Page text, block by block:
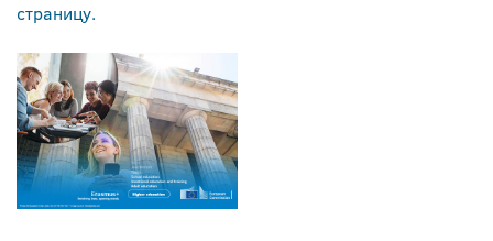
страницу.